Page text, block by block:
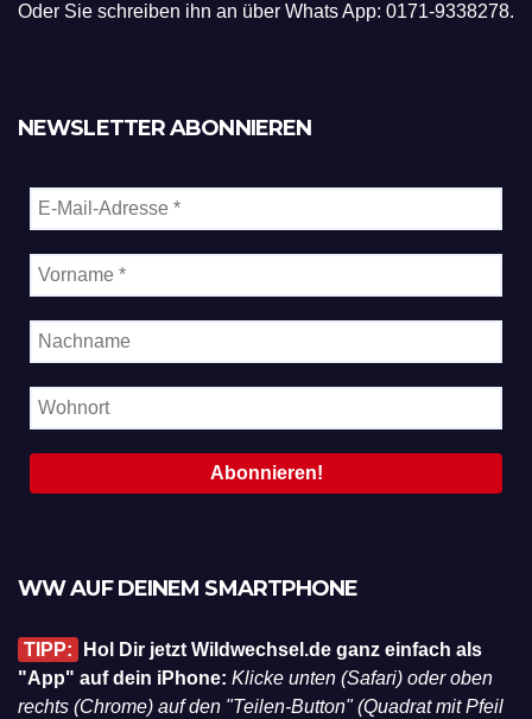
Oder Sie schreiben ihn an über Whats App: 0171-9338278.
NEWSLETTER ABONNIEREN
WW AUF DEINEM SMARTPHONE
TIPP:
Hol Dir jetzt Wildwechsel.de ganz einfach als
"App" auf dein iPhone: Klicke unten (Safari) oder oben
rechts (Chrome) auf den "Teilen-Button" (Quadrat mit Pfeil